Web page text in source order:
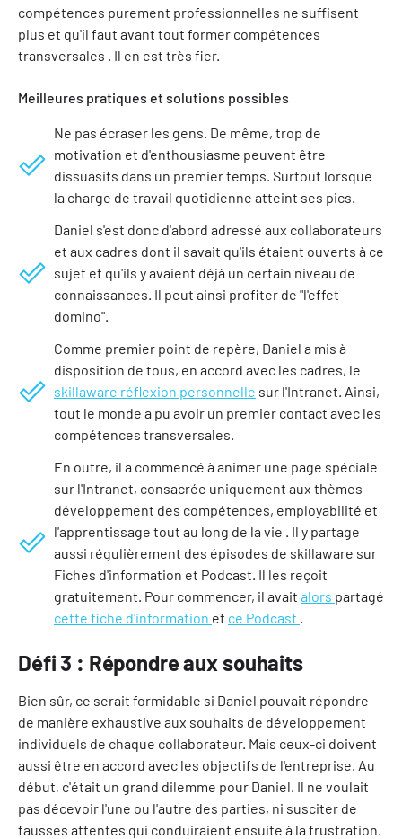
compétences purement professionnelles ne suffisent
plus et qu'il faut avant tout former compétences
transversales . Il en est très fier.
Meilleures pratiques et solutions possibles
Ne pas écraser les gens. De même, trop de
motivation et d'enthousiasme peuvent être
dissuasifs dans un premier temps. Surtout lorsque
la charge de travail quotidienne atteint ses pics.
Daniel s'est donc d'abord adressé aux collaborateurs
et aux cadres dont il savait qu'ils étaient ouverts à ce
sujet et qu'ils y avaient déjà un certain niveau de
connaissances. Il peut ainsi profiter de "l'effet
domino".
Comme premier point de repère, Daniel a mis à
disposition de tous, en accord avec les cadres, le
skillaware réflexion personnelle sur l'Intranet. Ainsi,
tout le monde a pu avoir un premier contact avec les
compétences transversales.
En outre, il a commencé à animer une page spéciale
sur l'Intranet, consacrée uniquement aux thèmes
développement des compétences, employabilité et
l'apprentissage tout au long de la vie . Il y partage
aussi régulièrement des épisodes de skillaware sur
Fiches d'information et Podcast. Il les reçoit
gratuitement. Pour commencer, il avait alors partagé
cette fiche d'information et ce Podcast .
Défi 3 : Répondre aux souhaits
Bien sûr, ce serait formidable si Daniel pouvait répondre
de manière exhaustive aux souhaits de développement
individuels de chaque collaborateur. Mais ceux-ci doivent
aussi être en accord avec les objectifs de l'entreprise. Au
début, c'était un grand dilemme pour Daniel. Il ne voulait
pas décevoir l'une ou l'autre des parties, ni susciter de
fausses attentes qui conduiraient ensuite à la frustration.